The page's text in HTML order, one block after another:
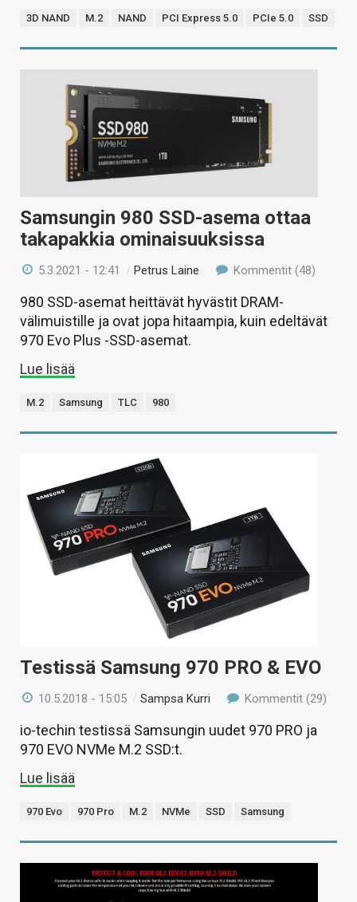
3D NAND M.2 NAND PCI Express 5.0 PCIe 5.0 SSD
Samsungin 980 SSD-asema ottaa
takapakkia ominaisuuksissa
5.3.2021 - 12:41 /Petrus Laine Kommentit (48)
980 SSD-asemat heittävät hyvästit DRAM-
välimuistille ja ovat jopa hitaampia, kuin edeltävät
970 Evo Plus -SSD-asemat.
Lue lisää
M.2 Samsung TLC 980
Testissä Samsung 970 PRO & EVO
10.5.2018 - 15:05 /Sampsa Kurri Kommentit (29)
io-techin testissä Samsungin uudet 970 PRO ja
970 EVO NVMe M.2 SSD:t.
Lue lisää
970 Evo 970 Pro M.2 NVMe SSD Samsung